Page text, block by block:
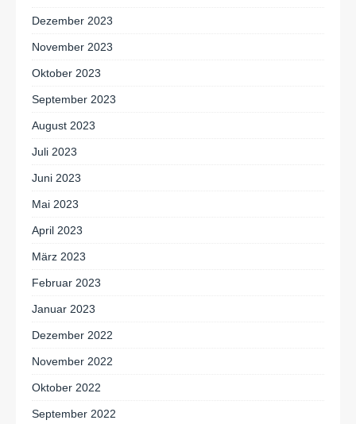
Dezember 2023
November 2023
Oktober 2023
September 2023
August 2023
Juli 2023
Juni 2023
Mai 2023
April 2023
März 2023
Februar 2023
Januar 2023
Dezember 2022
November 2022
Oktober 2022
September 2022